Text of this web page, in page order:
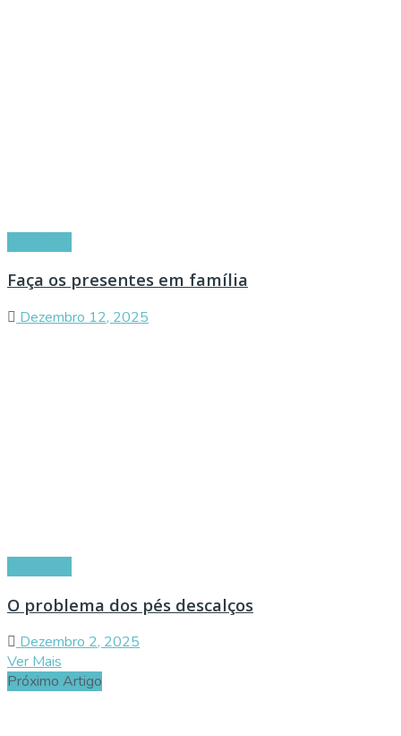
Faça os presentes em família
Dezembro 12, 2025
O problema dos pés descalços
Dezembro 2, 2025
Ver Mais
Próximo Artigo